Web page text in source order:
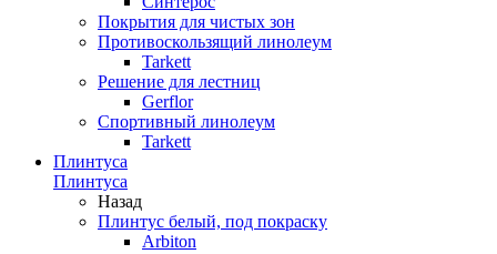
Покрытия для чистых зон
Противоскользящий линолеум
Tarkett
Решение для лестниц
Gerflor
Спортивный линолеум
Tarkett
Плинтуса
Плинтуса
Назад
Плинтус белый, под покраску
Arbiton